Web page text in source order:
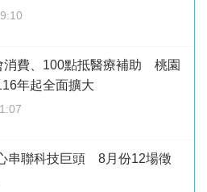
消費、100點抵醫療補助 桃園
年起全面擴大
串聯科技巨頭 8月份12場徵